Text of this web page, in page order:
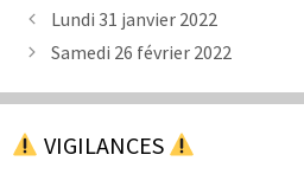
Lundi 31 janvier 2022
Samedi 26 février 2022
VIGILANCES